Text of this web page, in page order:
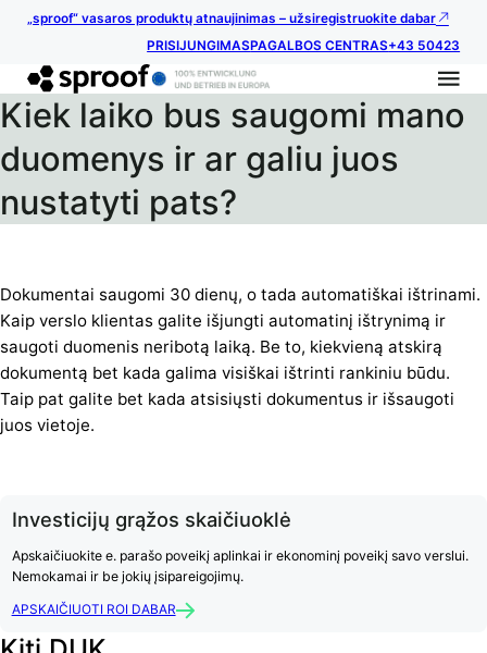
„sproof“ vasaros produktų atnaujinimas – užsiregistruokite dabar
PRISIJUNGIMASPAGALBOS CENTRAS+43 50423
Kiek laiko bus saugomi mano
duomenys ir ar galiu juos
nustatyti pats?
Dokumentai saugomi 30 dienų, o tada automatiškai ištrinami.
Kaip verslo klientas galite išjungti automatinį ištrynimą ir
saugoti duomenis neribotą laiką. Be to, kiekvieną atskirą
dokumentą bet kada galima visiškai ištrinti rankiniu būdu.
Taip pat galite bet kada atsisiųsti dokumentus ir išsaugoti
juos vietoje.
Investicijų grąžos skaičiuoklė
Apskaičiuokite e. parašo poveikį aplinkai ir ekonominį poveikį savo verslui.
Nemokamai ir be jokių įsipareigojimų.
APSKAIČIUOTI ROI DABAR